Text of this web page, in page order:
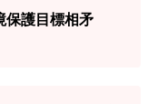
保護目標相矛